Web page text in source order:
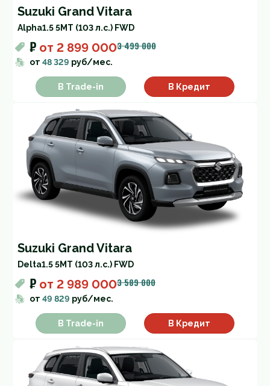
Suzuki Grand Vitara
Alpha1.5 5MT (103 л.с.) FWD
₽ от 2 899 0003 499 000
от 48 329 руб/мес.
В Trade-in В Кредит
Suzuki Grand Vitara
Delta1.5 5MT (103 л.с.) FWD
₽ от 2 989 0003 589 000
от 49 829 руб/мес.
В Trade-in В Кредит